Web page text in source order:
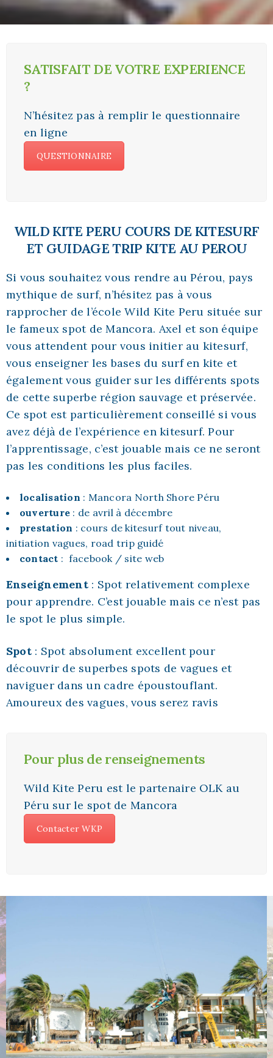
SATISFAIT DE VOTRE EXPERIENCE
?
N’hésitez pas à remplir le questionnaire
en ligne
QUESTIONNAIRE
WILD KITE PERU COURS DE KITESURF
ET GUIDAGE TRIP KITE AU PEROU
Si vous souhaitez vous rendre au Pérou, pays
mythique de surf, n’hésitez pas à vous
rapprocher de l’école Wild Kite Peru située sur
le fameux spot de Mancora. Axel et son équipe
vous attendent pour vous initier au kitesurf,
vous enseigner les bases du surf en kite et
également vous guider sur les différents spots
de cette superbe région sauvage et préservée.
Ce spot est particulièrement conseillé si vous
avez déjà de l’expérience en kitesurf. Pour
l’apprentissage, c’est jouable mais ce ne seront
pas les conditions les plus faciles.
localisation : Mancora North Shore Péru
ouverture : de avril à décembre
prestation : cours de kitesurf tout niveau,
initiation vagues, road trip guidé
contact : facebook/ site web
Enseignement: Spot relativement complexe
pour apprendre. C’est jouable mais ce n’est pas
le spot le plus simple.
Spot: Spot absolument excellent pour
découvrir de superbes spots de vagues et
naviguer dans un cadre époustouflant.
Amoureux des vagues, vous serez ravis
Pour plus de renseignements
Wild Kite Peru est le partenaire OLK au
Péru sur le spot de Mancora
Contacter WKP